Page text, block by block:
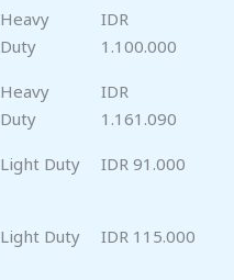
Heavy
Duty
IDR
1.100.000
Heavy
Duty
IDR
1.161.090
Light Duty IDR 91.000
Light Duty IDR 115.000